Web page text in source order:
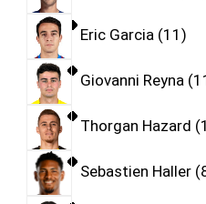
Eric Garcia 11
Giovanni Reyna
Thorgan Hazard
Sebastien Haller